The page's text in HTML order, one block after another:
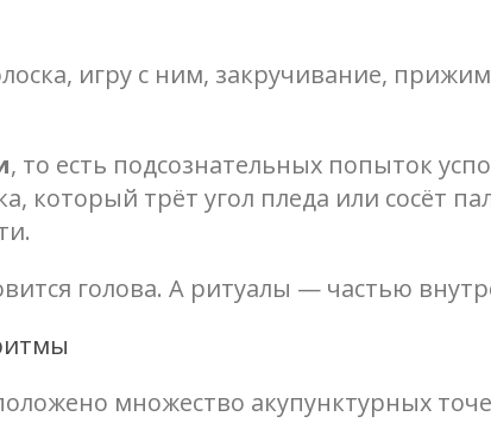
игру с ним, закручивание,
, то есть подсознательных попыток
который трёт угол пледа или сосёт
голова. А ритуалы — частью
множество акупунктурных